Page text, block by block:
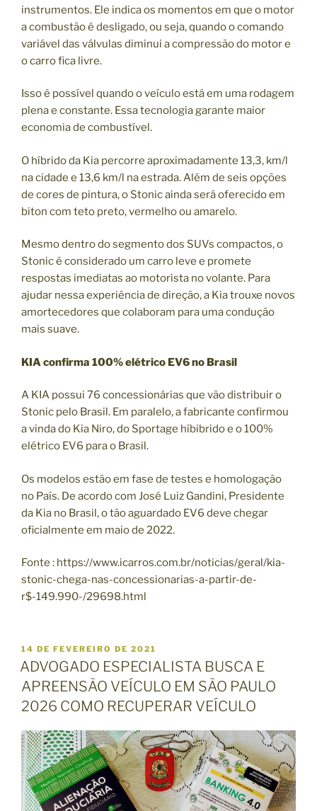
instrumentos. Ele indica os momentos em que o motor
a combustão é desligado, ou seja, quando o comando
variável das válvulas diminui a compressão do motor e
o carro fica livre.
Isso é possível quando o veículo está em uma rodagem
plena e constante. Essa tecnologia garante maior
economia de combustível.
O híbrido da Kia percorre aproximadamente 13,3, km/l
na cidade e 13,6 km/l na estrada. Além de seis opções
de cores de pintura, o Stonic ainda será oferecido em
biton com teto preto, vermelho ou amarelo.
Mesmo dentro do segmento dos SUVs compactos, o
Stonic é considerado um carro leve e promete
respostas imediatas ao motorista no volante. Para
ajudar nessa experiência de direção, a Kia trouxe novos
amortecedores que colaboram para uma condução
mais suave.
KIA confirma 100% elétrico EV6 no Brasil
A KIA possui 76 concessionárias que vão distribuir o
Stonic pelo Brasil. Em paralelo, a fabricante confirmou
a vinda do Kia Niro, do Sportage híbibrido e o 100%
elétrico EV6 para o Brasil.
Os modelos estão em fase de testes e homologação
no País. De acordo com José Luiz Gandini, Presidente
da Kia no Brasil, o tão aguardado EV6 deve chegar
oficialmente em maio de 2022.
Fonte : https://www.icarros.com.br/noticias/geral/kia-
stonic-chega-nas-concessionarias-a-partir-de-
r$-149.990-/29698.html
P
U
B
L
I
C
D
O
E
M
14 DE FEVEREIRO DE 2021
ADVOGADO ESPECIALISTA BUSCA E
APREENSÃO VEÍCULO EM SÃO PAULO
2026 COMO RECUPERAR VEÍCULO